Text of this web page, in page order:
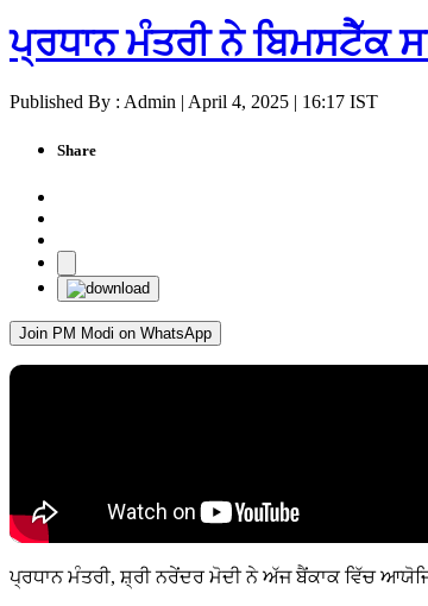
ਪ੍ਰਧਾਨ ਮੰਤਰੀ ਨੇ ਬਿਮਸਟੈੱਕ
Published By : Admin | April 4, 2025 | 16:17 IST
Share
Join PM Modi on WhatsApp
ਪ੍ਰਧਾਨ ਮੰਤਰੀ, ਸ਼੍ਰੀ ਨਰੇਂਦਰ ਮੋਦੀ ਨੇ ਅੱਜ ਬੈਂਕਾਕ ਵਿੱਚ